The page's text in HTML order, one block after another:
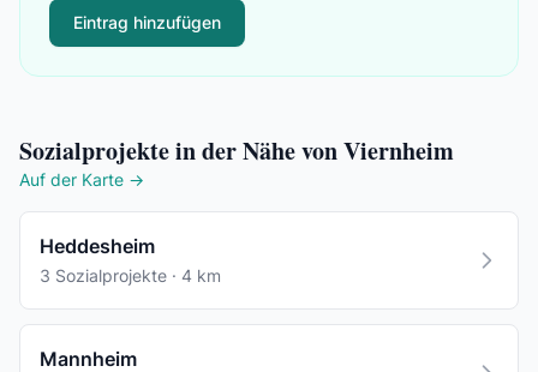
Eintrag hinzufügen
Sozialprojekte in der Nähe von Viernheim
Auf der Karte →
Heddesheim
3 Sozialprojekte · 4 km
Mannheim